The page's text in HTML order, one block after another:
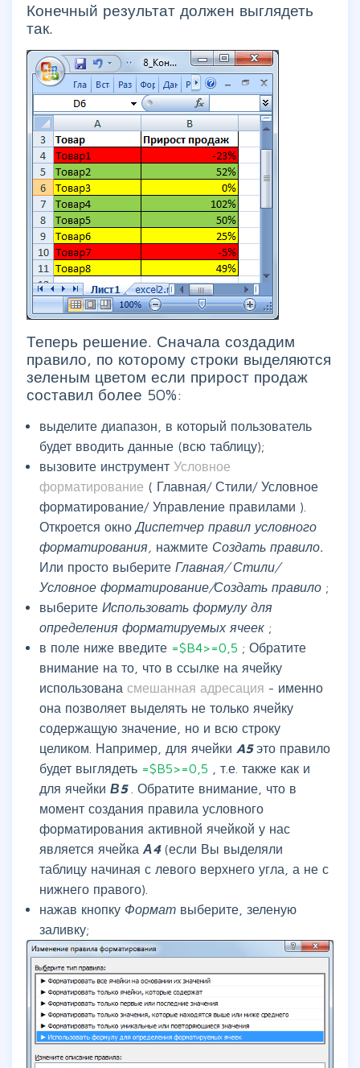
Конечный результат должен выглядеть
так.
Теперь решение. Сначала создадим
правило, по которому строки выделяются
зеленым цветом если прирост продаж
составил более 50%:
выделите диапазон, в который пользователь
будет вводить данные (всю таблицу);
вызовите инструмент Условное
форматирование ( Главная/ Стили/ Условное
форматирование/ Управление правилами ).
Откроется окноДиспетчер правил условного
форматирования, нажмите Создать правило.
Или просто выберите Главная/ Стили/
Условное форматирование/Создать правило ;
выберите Использовать формулу для
определения форматируемых ячеек ;
в поле ниже введите =$B4>=0,5 ; Обратите
внимание на то, что в ссылке на ячейку
использована смешанная адресация - именно
она позволяет выделять не только ячейку
содержащую значение, но и всю строку
целиком. Например, для ячейки A5это правило
будет выглядеть =$B5>=0,5
, т.е. также как и
для ячейки В5
. Обратите внимание, что в
момент создания правила условного
форматирования активной ячейкой у нас
является ячейка А4 (если Вы выделяли
таблицу начиная с левого верхнего угла, а не с
нижнего правого).
нажав кнопку Формат выберите, зеленую
заливку;